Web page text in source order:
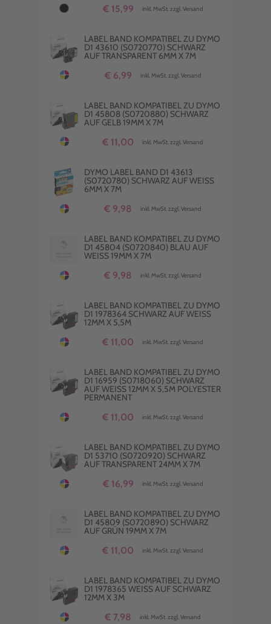
€ 15,99 inkl. MwSt. zzgl. Versand
LABEL BAND KOMPATIBEL ZU DYMO
D1 43610 (S0720770) SCHWARZ
AUF TRANSPARENT 6MM X 7M
€ 6,99 inkl. MwSt. zzgl. Versand
LABEL BAND KOMPATIBEL ZU DYMO
D1 45808 (S0720880) SCHWARZ
AUF GELB 19MM X 7M
€ 11,00 inkl. MwSt. zzgl. Versand
DYMO LABEL BAND D1 43613
(S0720780) SCHWARZ AUF WEISS 6
MM X 7M
€ 9,98 inkl. MwSt. zzgl. Versand
LABEL BAND KOMPATIBEL ZU DYMO
D1 45804 (S0720840) BLAU AUF
WEISS 19MM X 7M
€ 9,98 inkl. MwSt. zzgl. Versand
LABEL BAND KOMPATIBEL ZU DYMO
D1 1978364 SCHWARZ AUF WEISS 1
2MM X 5,5M
€ 11,00 inkl. MwSt. zzgl. Versand
LABEL BAND KOMPATIBEL ZU DYMO
D1 16959 (S0718060) SCHWARZ
AUF WEISS 12MM X 5,5M POLYESTER P
ERMANENT
€ 11,00 inkl. MwSt. zzgl. Versand
LABEL BAND KOMPATIBEL ZU DYMO
D1 53710 (S0720920) SCHWARZ
AUF TRANSPARENT 24MM X 7M
€ 16,99 inkl. MwSt. zzgl. Versand
LABEL BAND KOMPATIBEL ZU DYMO
D1 45809 (S0720890) SCHWARZ
AUF GRÜN 19MM X 7M
€ 11,00 inkl. MwSt. zzgl. Versand
LABEL BAND KOMPATIBEL ZU DYMO
D1 1978365 WEISS AUF SCHWARZ 1
2MM X 3M
€ 7,98 inkl. MwSt. zzgl. Versand